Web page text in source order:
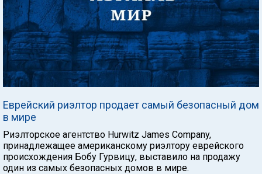
Еврейский риэлтор продает самый безопасный дом
в мире
Риэлторское агентство Hurwitz James Company,
принадлежащее американскому риэлтору еврейского
происхождения Бобу Гурвицу, выставило на продажу
один из самых безопасных домов в мире.